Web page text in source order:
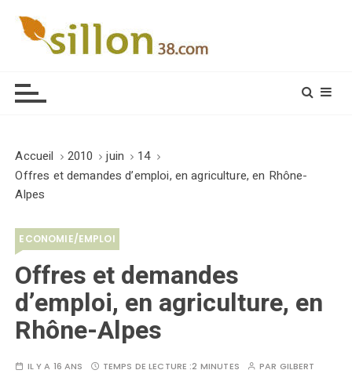
Accueil 2010 juin
14
Offres et demandes d’emploi, en agriculture, en Rhône-
Alpes
ECONOMIE/EMPLOI
Offres et demandes
d’emploi, en agriculture, en
Rhône-Alpes
IL Y A 16 ANS TEMPS DE LECTURE :2 MINUTES PAR GILBERT